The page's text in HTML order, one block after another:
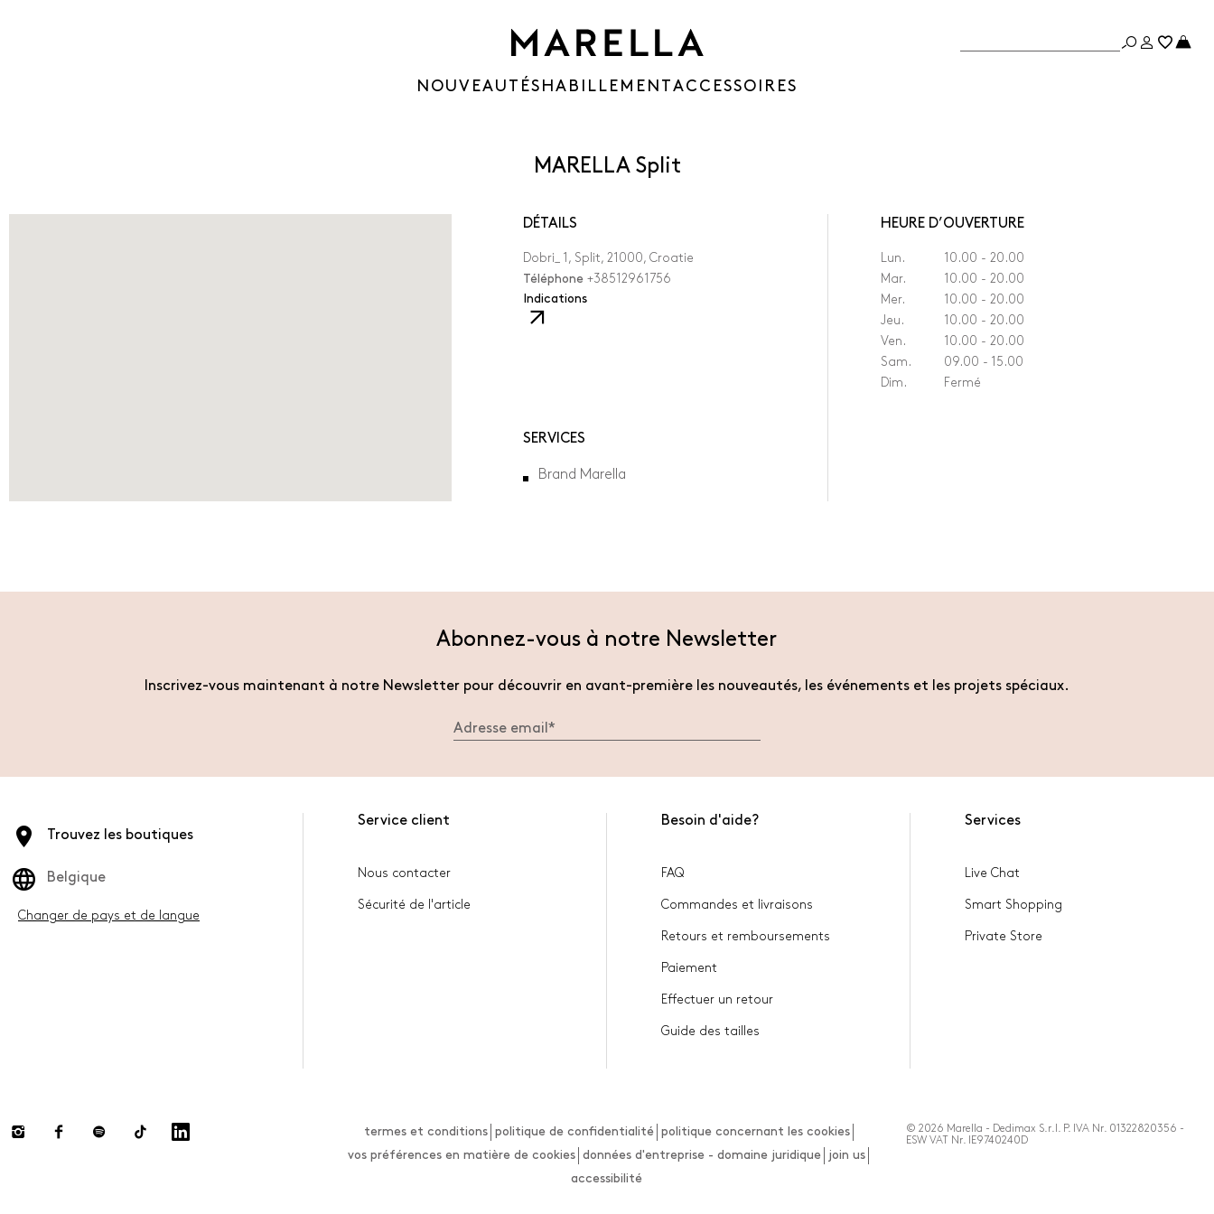
NOUVEAUTÉS HABILLEMENTACCESSOIRES
MARELLA Split
DÉTAILS
Dobri_ 1, Split, 21000, Croatie
Téléphone+38512961756
Indications,
HEURE D’OUVERTURE
Lun.
10.00 - 20.00
Mar.
10.00 - 20.00
Mer.
10.00 - 20.00
Jeu.
10.00 - 20.00
Ven.
10.00 - 20.00
Sam.
09.00 - 15.00
Dim.
Fermé
SERVICES
Brand Marella
Abonnez-vous à notre Newsletter
Inscrivez-vous maintenant à notre Newsletter pour découvrir en avant-première les nouveautés, les événements et les projets spéciaux.
Trouvez les boutiques
Belgique
Changer de pays et de langue
Service client
Nous contacter
Sécurité de l'article
Besoin d'aide?
FAQ
Commandes et livraisons
Retours et remboursements
Paiement
Effectuer un retour
Guide des tailles
Services
Live Chat
Smart Shopping
Private Store
termes et conditions politique de confidentialité
politique concernant les cookies
vos préférences en matière de cookies
données d'entreprise - domaine juridique
join us
accessibilité
© 2026 Marella - Dedimax S.r.l. P. IVA Nr. 01322820356 -
ESW VAT Nr. IE9740240D